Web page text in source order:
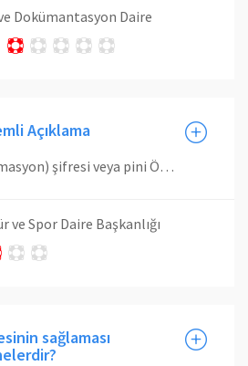
Dokümantasyon Daire
Açıklama
Öğrenci İşleri (Otomasyon) şifresi veya pini Öğrenci İşleri Daire Başkanlığı tarafından verilen ve İTÜ Öğrenci Numaranız ile ilişkili olan bir şifredir. Bu şifre üzerinde İTÜ/SKS'nin (Sağlık Kültür ve Spor Daire Başkanlığı) hiçbir yetkisi veya sorumluluğu yoktur. Dolayısı ile bu şifre veya pin ile ilgili sorularınızı lütfen İTÜ Öğrenci İşleri Daire Başkanlığı'na iletiniz.
ve Spor Daire Başkanlığı
sağlaması